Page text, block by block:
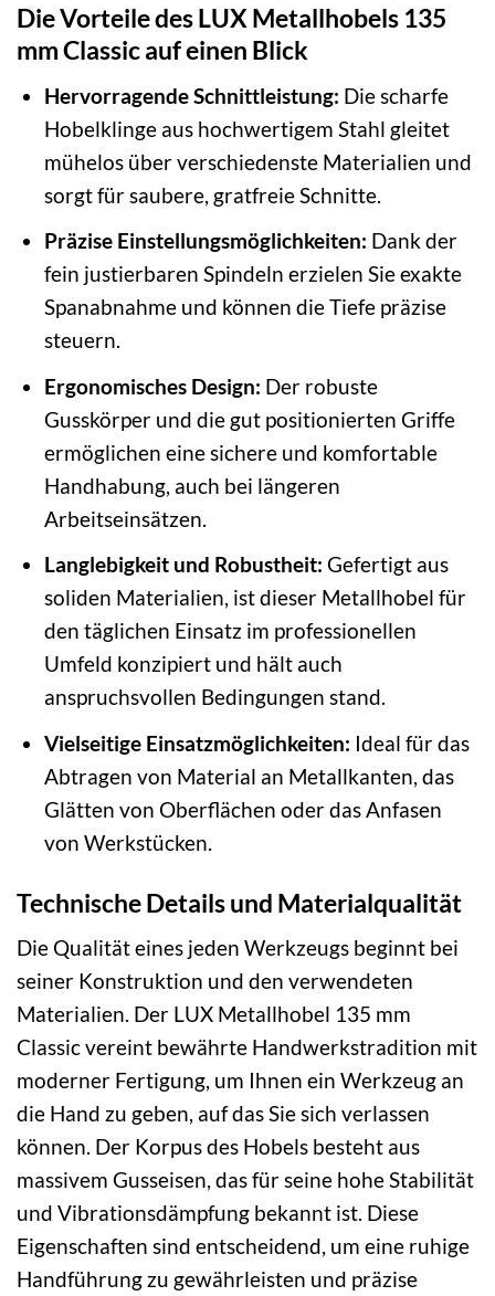
Die Vorteile des LUX Metallhobels 135
mm Classic auf einen Blick
Hervorragende Schnittleistung: Die scharfe
Hobelklinge aus hochwertigem Stahl gleitet
mühelos über verschiedenste Materialien und
sorgt für saubere, gratfreie Schnitte.
Präzise Einstellungsmöglichkeiten: Dank der
fein justierbaren Spindeln erzielen Sie exakte
Spanabnahme und können die Tiefe präzise
steuern.
Ergonomisches Design: Der robuste
Gusskörper und die gut positionierten Griffe
ermöglichen eine sichere und komfortable
Handhabung, auch bei längeren
Arbeitseinsätzen.
Langlebigkeit und Robustheit: Gefertigt aus
soliden Materialien, ist dieser Metallhobel für
den täglichen Einsatz im professionellen
Umfeld konzipiert und hält auch
anspruchsvollen Bedingungen stand.
Vielseitige Einsatzmöglichkeiten: Ideal für das
Abtragen von Material an Metallkanten, das
Glätten von Oberflächen oder das Anfasen
von Werkstücken.
Technische Details und Materialqualität
Die Qualität eines jeden Werkzeugs beginnt bei
seiner Konstruktion und den verwendeten
Materialien. Der LUX Metallhobel 135 mm
Classic vereint bewährte Handwerkstradition mit
moderner Fertigung, um Ihnen ein Werkzeug an
die Hand zu geben, auf das Sie sich verlassen
können. Der Korpus des Hobels besteht aus
massivem Gusseisen, das für seine hohe Stabilität
und Vibrationsdämpfung bekannt ist. Diese
Eigenschaften sind entscheidend, um eine ruhige
Handführung zu gewährleisten und präzise